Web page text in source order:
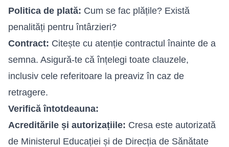
Politica de plată: Cum se fac plățile? Există
penalități pentru întârzieri?
Contract: Citește cu atenție contractul înainte de a
semna. Asigură-te că înțelegi toate clauzele,
inclusiv cele referitoare la preaviz în caz de
retragere.
Verifică întotdeauna:
Acreditările și autorizațiile: Cresa este autorizată
de Ministerul Educației și de Direcția de Sănătate